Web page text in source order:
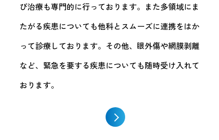
び治療も専門的に行っております。また多領域にま
たがる疾患についても他科とスムーズに連携をはか
って診療しております。その他、眼外傷や網膜剥離
など、緊急を要する疾患についても随時受け入れて
おります。